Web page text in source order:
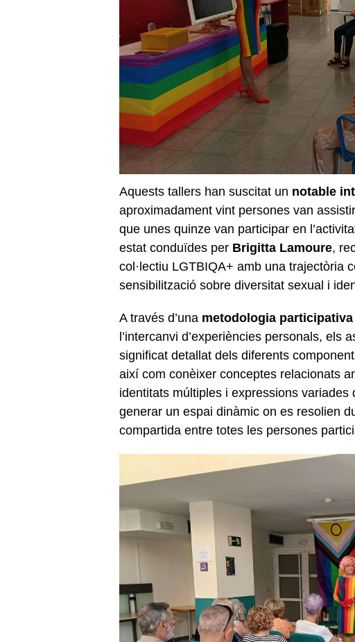
Aquests tallers han suscitat un notable
aproximadament vint persones van
que unes quinze van participar en
estat conduïdes per Brigitta Lamoure,
col·lectiu LGTBIQA+ amb una trajectòria
sensibilització sobre diversitat sexual i
A través d’una metodologia participativa
l’intercanvi d’experiències personals, els
significat detallat dels diferents
així com conèixer conceptes relacionats
identitats múltiples i expressions
generar un espai dinàmic on es resolien
compartida entre totes les persones